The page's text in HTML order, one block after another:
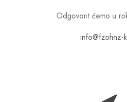
Odgovorit ćemo u
info@fzohnz-